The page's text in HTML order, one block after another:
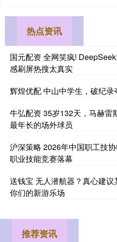
热点资讯
国元配资 全网笑疯!
感刷屏热搜太真实
辉煌优配 中山中学生，破纪录
牛弘配资 35岁132天，马赫雷
最年长的场外球员
沪深策略 2026年中国职工技
职业技能竞赛落幕
送钱宝 无人潜航器？真心建
你们的新游乐场
推荐资讯